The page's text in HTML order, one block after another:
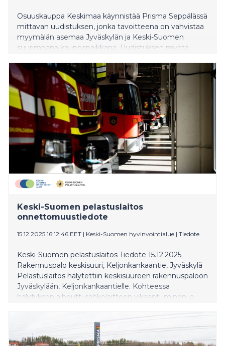
Osuuskauppa Keskimaa käynnistää Prisma Seppälässä
mittavan uudistuksen, jonka tavoitteena on vahvistaa
myymälän asemaa Jyväskylän ja Keski-Suomen
suurimpana kauppapaikkana. Uudistuksen myötä
palvelut laajenevat ja energiatehokkuus paranee.
Remontti toteutetaan vaiheittain vuoden 2026 aikana,
ja myymälä palvelee asiakkaita normaalisti koko
uudistuksen ajan. Investoinnin arvo on noin 7,5
miljoonaa euroa.
Keski-Suomen pelastuslaitos
onnettomuustiedote
15.12.2025 16:12:46 EET | Keski-Suomen hyvinvointialue | Tiedote
Keski-Suomen pelastuslaitos Tiedote 15.12.2025
Rakennuspalo keskisuuri, Keljonkankaantie, Jyväskylä
Pelastuslaitos hälytettiin keskisuureen rakennuspaloon
Jyväskylään, Keljonkankaantielle. Kohteessa
hälytyksen aiheutti sähkölaitteen vikaantuminen ja
palomestarilta puh. 0500 542 112